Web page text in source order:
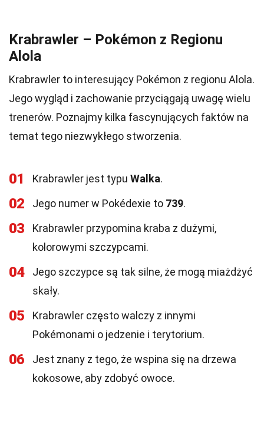
Krabrawler – Pokémon z Regionu
Alola
Krabrawler to interesujący Pokémon z regionu Alola.
Jego wygląd i zachowanie przyciągają uwagę wielu
trenerów. Poznajmy kilka fascynujących faktów na
temat tego niezwykłego stworzenia.
01 Krabrawler jest typu Walka.
02 Jego numer w Pokédexie to 739.
03
Krabrawler przypomina kraba z dużymi,
kolorowymi szczypcami.
04
Jego szczypce są tak silne, że mogą miażdżyć
skały.
05
Krabrawler często walczy z innymi
Pokémonami o jedzenie i terytorium.
06
Jest znany z tego, że wspina się na drzewa
kokosowe, aby zdobyć owoce.